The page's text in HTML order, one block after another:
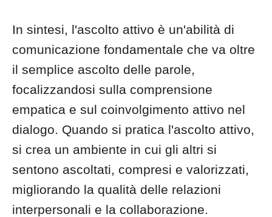
In sintesi, l'ascolto attivo è un'abilità di
comunicazione fondamentale che va oltre
il semplice ascolto delle parole,
focalizzandosi sulla comprensione
empatica e sul coinvolgimento attivo nel
dialogo. Quando si pratica l'ascolto attivo,
si crea un ambiente in cui gli altri si
sentono ascoltati, compresi e valorizzati,
migliorando la qualità delle relazioni
interpersonali e la collaborazione.